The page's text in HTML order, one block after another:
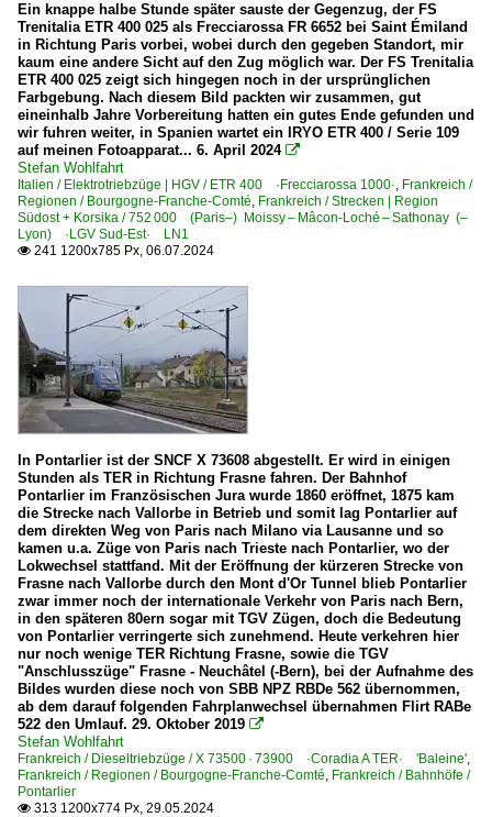
Ein knappe halbe Stunde später sauste der Gegenzug, der FS
Trenitalia ETR 400 025 als Frecciarossa FR 6652 bei Saint Émiland
in Richtung Paris vorbei, wobei durch den gegeben Standort, mir
kaum eine andere Sicht auf den Zug möglich war. Der FS Trenitalia
ETR 400 025 zeigt sich hingegen noch in der ursprünglichen
Farbgebung. Nach diesem Bild packten wir zusammen, gut
eineinhalb Jahre Vorbereitung hatten ein gutes Ende gefunden und
wir fuhren weiter, in Spanien wartet ein IRYO ETR 400 / Serie 109
auf meinen Fotoapparat... 6. April 2024 
Stefan Wohlfahrt
Italien / Elektrotriebzüge | HGV / ETR 400 ·Frecciarossa 1000·, Frankreich /
Regionen / Bourgogne-Franche-Comté, Frankreich / Strecken | Region
Südost + Korsika / 752 000 (Paris–) Moissy – Mâcon-Loché – Sathonay (–
Lyon) ·LGV Sud-Est· LN1
 241 1200x785 Px, 06.07.2024
In Pontarlier ist der SNCF X 73608 abgestellt. Er wird in einigen
Stunden als TER in Richtung Frasne fahren. Der Bahnhof
Pontarlier im Französischen Jura wurde 1860 eröffnet, 1875 kam
die Strecke nach Vallorbe in Betrieb und somit lag Pontarlier auf
dem direkten Weg von Paris nach Milano via Lausanne und so
kamen u.a. Züge von Paris nach Trieste nach Pontarlier, wo der
Lokwechsel stattfand. Mit der Eröffnung der kürzeren Strecke von
Frasne nach Vallorbe durch den Mont d'Or Tunnel blieb Pontarlier
zwar immer noch der internationale Verkehr von Paris nach Bern,
in den späteren 80ern sogar mit TGV Zügen, doch die Bedeutung
von Pontarlier verringerte sich zunehmend. Heute verkehren hier
nur noch wenige TER Richtung Frasne, sowie die TGV
"Anschlusszüge" Frasne - Neuchâtel (-Bern), bei der Aufnahme des
Bildes wurden diese noch von SBB NPZ RBDe 562 übernommen,
ab dem darauf folgenden Fahrplanwechsel übernahmen Flirt RABe
522 den Umlauf. 29. Oktober 2019 
Stefan Wohlfahrt
Frankreich / Dieseltriebzüge / X 73500 · 73900 ·Coradia A TER· 'Baleine',
Frankreich / Regionen / Bourgogne-Franche-Comté, Frankreich / Bahnhöfe /
Pontarlier
 313 1200x774 Px, 29.05.2024